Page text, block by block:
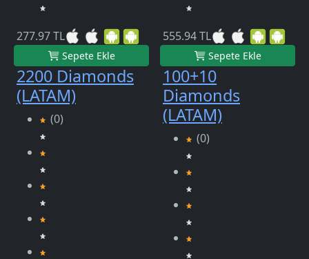
277.97 TL
Sepete Ekle
555.94 TL
Sepete Ekle
2200 Diamonds
(LATAM)
(0)
100+10
Diamonds
(LATAM)
(0)